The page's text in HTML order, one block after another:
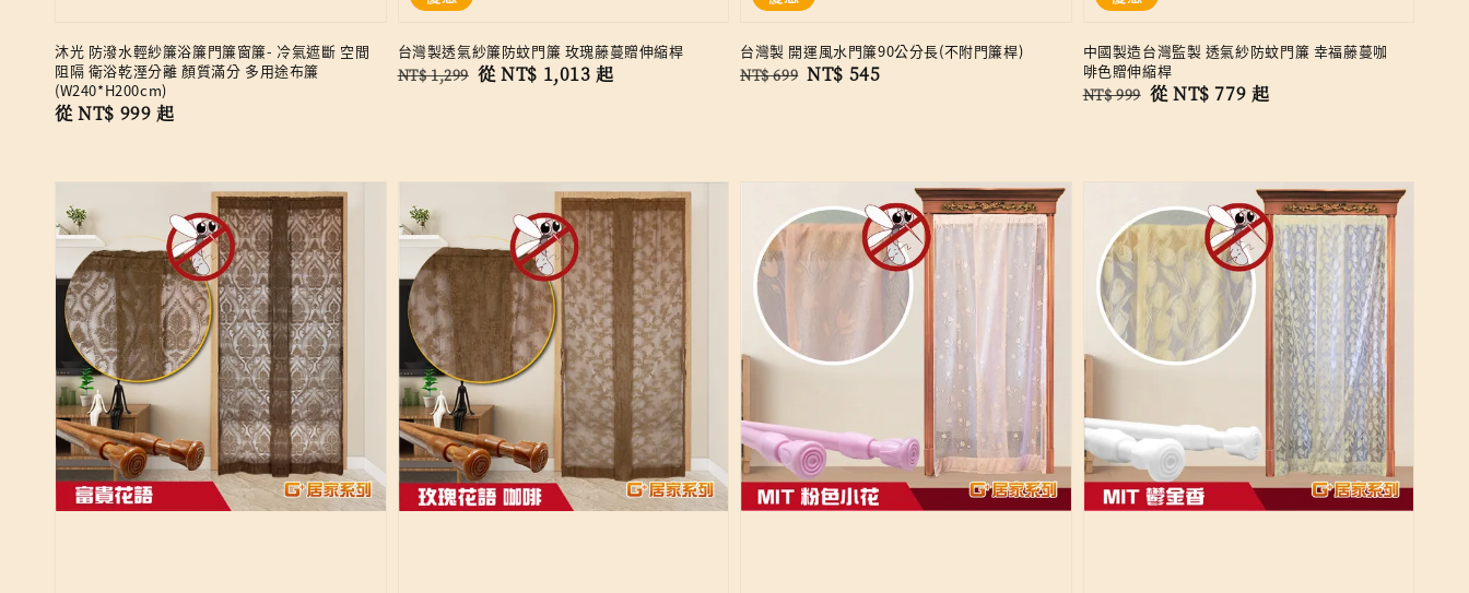
沐光 防潑水輕紗簾浴簾門簾窗簾- 冷氣遮斷 空間
阻隔 衛浴乾溼分離 顏質滿分 多用途布簾
(W240*H200cm)
Regular
從NT$ 999 起
台灣製透氣紗簾防蚊門簾 玫瑰藤蔓贈伸縮桿
Regular
NT$ 1,299 Sale
從NT$ 1,013 起
台灣製 開運風水門簾90公分長(不附門簾桿)
Regular
NT$ 699 Sale
NT$ 545
中國製造台灣監製 透氣紗防蚊門簾 幸福藤蔓咖
啡色贈伸縮桿
Regular
NT$ 999 Sale
從NT$ 779 起